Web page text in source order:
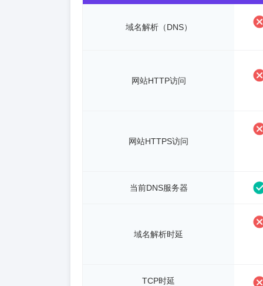
域名解析（DNS）
网站HTTP访问
网站HTTPS访问
当前DNS服务器
域名解析时延
TCP时延